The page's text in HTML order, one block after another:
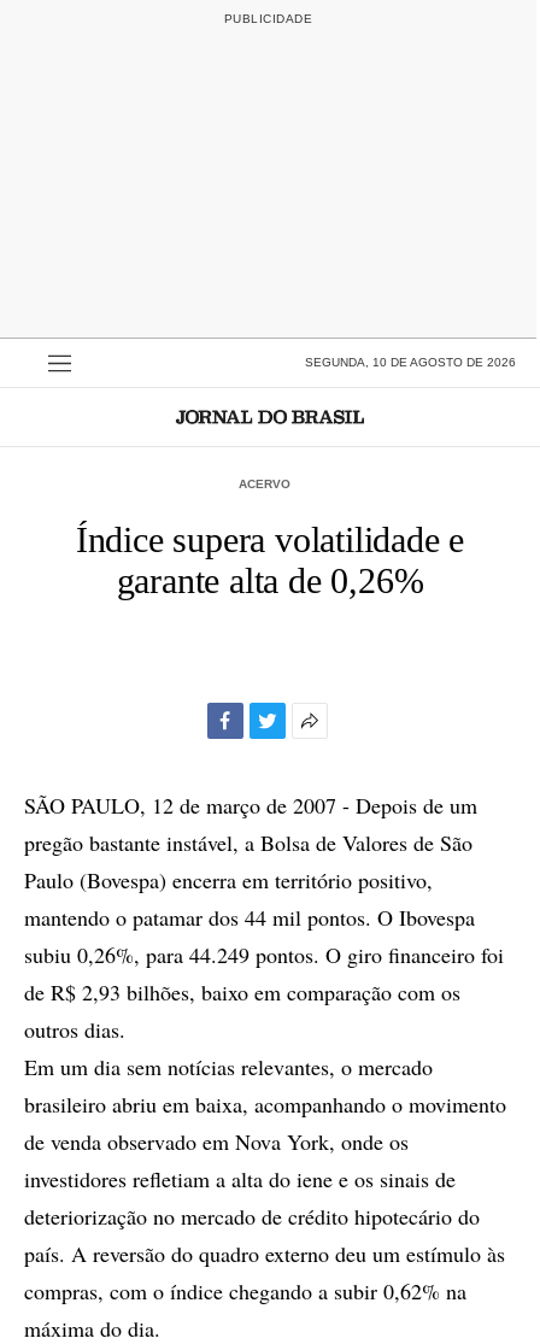
SEGUNDA, 10 DE AGOSTO DE 2026
ACERVO
Índice supera volatilidade e
garante alta de 0,26%
compartilhamento
SÃO PAULO, 12 de março de 2007 - Depois de um
pregão bastante instável, a Bolsa de Valores de São
Paulo (Bovespa) encerra em território positivo,
mantendo o patamar dos 44 mil pontos. O Ibovespa
subiu 0,26%, para 44.249 pontos. O giro financeiro foi
de R$ 2,93 bilhões, baixo em comparação com os
outros dias.
Em um dia sem notícias relevantes, o mercado
brasileiro abriu em baixa, acompanhando o movimento
de venda observado em Nova York, onde os
investidores refletiam a alta do iene e os sinais de
deteriorização no mercado de crédito hipotecário do
país. A reversão do quadro externo deu um estímulo às
compras, com o índice chegando a subir 0,62% na
máxima do dia.